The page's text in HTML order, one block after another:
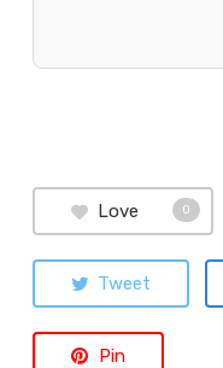
Love 0
Tweet
Pin